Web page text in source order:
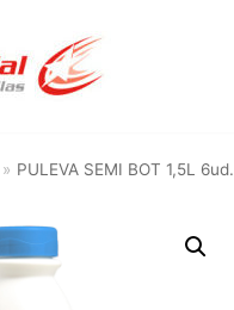
» PULEVA SEMI BOT 1,5L 6ud.